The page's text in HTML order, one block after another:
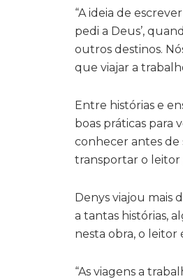
“A ideia de
pedi a Deus’,
outros destinos.
que viajar a
Entre histórias e
boas práticas para
conhecer antes de
transportar o leitor
Denys viajou mais
a tantas histórias,
nesta obra, o leitor
“As viagens a